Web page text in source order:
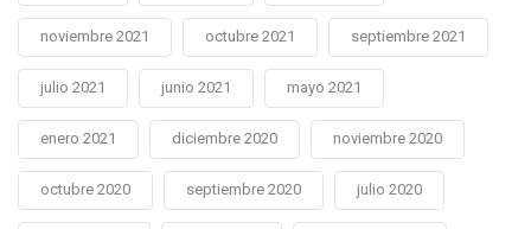
noviembre 2021 octubre 2021 septiembre 2021
julio 2021 junio 2021 mayo 2021
enero 2021 diciembre 2020 noviembre 2020
octubre 2020 septiembre 2020 julio 2020